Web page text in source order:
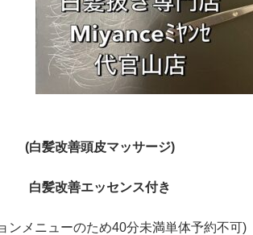
(白髪改善頭皮マッサージ)
白髪改善エッセンス付き
ンメニューのため40分未満単体予約不可)